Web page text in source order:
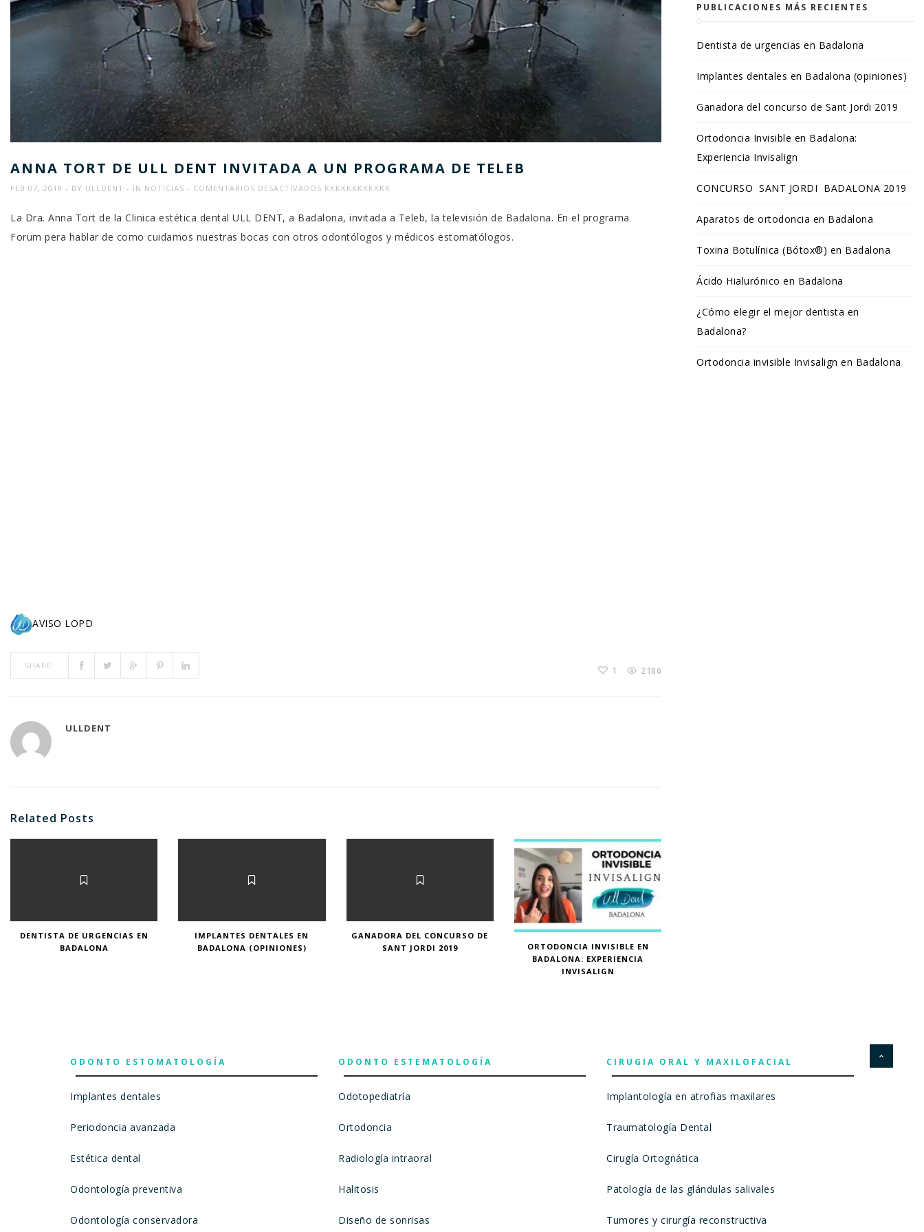
ANNA TORT DE ULL DENT INVITADA A UN PROGRAMA DE TELEB
FEB 07, 2018 BY ULLDENT IN NOTICIAS COMENTARIOS DESACTIVADOS EN
TORT
KKKKKKKKKKKK
La Dra. Anna Tort de la Clinica estética dental ULL DENT, a Badalona, invitada a Teleb, la televisión de Badalona. En el programa
Forum pera hablar de como cuidamos nuestras bocas con otros odontólogos y médicos estomatólogos.
AVISO LOPD
SHARE: 1 2186
ULLDENT
Related Posts
DENTISTA DE URGENCIAS EN
BADALONA
IMPLANTES DENTALES EN
BADALONA (OPINIONES)
GANADORA DEL CONCURSO DE
SANT JORDI 2019
ORTODONCIA INVISIBLE EN
BADALONA: EXPERIENCIA
INVISALIGN
PUBLICACIONES MÁS RECIENTES
Dentista de urgencias en Badalona
Implantes dentales en Badalona (opiniones)
Ganadora del concurso de Sant Jordi 2019
Ortodoncia Invisible en Badalona:
Experiencia Invisalign
CONCURSO SANT JORDI BADALONA 2019
Aparatos de ortodoncia en Badalona
Toxina Botulínica (Bótox®) en Badalona
Ácido Hialurónico en Badalona
¿Cómo elegir el mejor dentista en
Badalona?
Ortodoncia invisible Invisalign en Badalona
ODONTO ESTOMATOLOGÍA
Implantes dentales
Periodoncia avanzada
Estética dental
Odontología preventiva
Odontología conservadora
ODONTO ESTEMATOLOGÍA
Odotopediatría
Ortodoncia
Radiología intraoral
Halitosis
Diseño de sonrisas
CIRUGIA ORAL Y MAXILOFACIAL
Implantología en atrofias maxilares
Traumatología Dental
Cirugía Ortognática
Patología de las glándulas salivales
Tumores y cirurgía reconstructiva